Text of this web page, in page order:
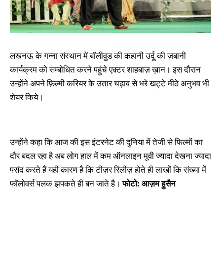
लखनऊ के गन्ना संस्थान में बॉलीवुड की कहानी उर्दू की ज़बानी
कार्यक्रम को सम्बोधित करने पहुंचे एक्टर शाहबाज़ ख़ान। इस दौरान
उन्होंने अपने फ़िल्मी करियर के उतार चढ़ाव से भरे खट्टे मीठे अनुभव भी
शेयर किये।
उन्होंने कहा कि आज की इस इंटरनेट की दुनिया में तेजी से फिल्मों का
दौर बदल रहा है अब लोग हाल में कम ऑनलाइन मूवी ज्यादा देखना ज्यादा
पसंद करते हैं यही कारण है कि टीज़र रिलीज़ होते ही लाखों कि संख्या में
फॉलोवर्स पलक झपकते ही बन जाते है।फोटो: आज़म हुसैन